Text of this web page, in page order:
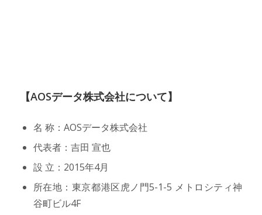
【AOSデータ株式会社について】
名 称：AOSデータ株式会社
代表者：吉田 宣也
設 立：2015年4月
所在地：東京都港区虎ノ門5-1-5 メトロシティ神
谷町ビル4F